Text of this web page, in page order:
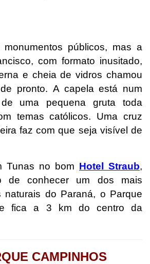
públicos, mas a
com formato inusitado,
e cheia de vidros chamou
pronto. A capela está num
uma pequena gruta toda
temas católicos. Uma cruz
faz com que seja visível de
Tunas no bom Hotel Straub,
de conhecer um dos mais
naturais do Paraná, o Parque
fica a 3 km do centro da
CAMPINHOS